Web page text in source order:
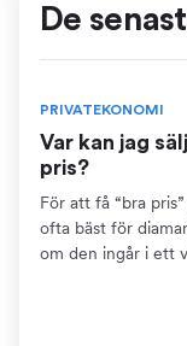
De
PRIVATEKONOMI
Var kan jag
pris?
För att få “bra
ofta bäst för
om den ingår i ett